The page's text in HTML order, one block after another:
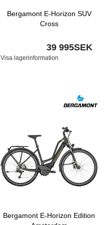
Bergamont E-Horizon SUV
Cross
39 995SEK
Visa lagerinformation
Bergamont E-Horizon Edition